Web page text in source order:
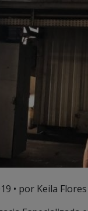
• por Keila Flores